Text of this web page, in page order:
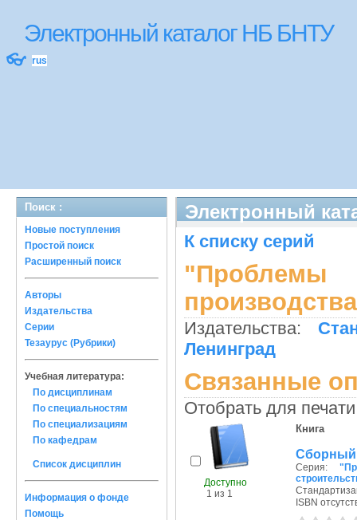
Электронный каталог НБ БНТУ
👓 rus
Поиск :
Новые поступления
Простой поиск
Расширенный поиск
Авторы
Издательства
Серии
Тезаурус (Рубрики)
Учебная литература:
По дисциплинам
По специальностям
По специализациям
По кафедрам
Список дисциплин
Информация о фонде
Помощь
Электронный
К списку серий
"Проблемы
Издательства:
Ленинград
Связанные
Отобрать для
Доступно
1 из 1
Книга
Сборный
Серия:
ISBN